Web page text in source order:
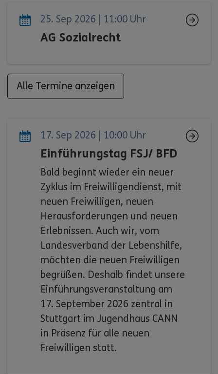
25. Sep 2026 | 11:00 Uhr
AG Sozialrecht
Alle Termine anzeigen
17. Sep 2026 | 10:00 Uhr
Einführungstag FSJ/ BFD
Bald beginnt wieder ein neuer
Zyklus im Freiwilligendienst, mit
neuen Freiwilligen, neuen
Herausforderungen und neuen
Erlebnissen. Auch wir, vom
Landesverband der Lebenshilfe,
möchten die neuen Freiwilligen
begrüßen. Deshalb findet unsere
Einführungsveranstaltung am
17. September 2026 zentral in
Stuttgart im Jugendhaus CANN
in Präsenz für alle neuen
Freiwilligen statt.